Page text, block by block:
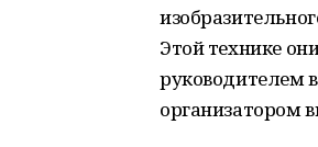
Этой технике
руководителем
организатором